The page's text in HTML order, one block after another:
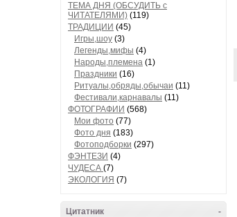
ТЕМА ДНЯ (ОБСУДИТЬ с
ЧИТАТЕЛЯМИ) (119)
ТРАДИЦИИ (45)
Игры,шоу (3)
Легенды,мифы (4)
Народы,племена (1)
Праздники (16)
Ритуалы,обряды,обычаи (11)
Фестивали,карнавалы (11)
ФОТОГРАФИИ (568)
Мои фото (77)
Фото дня (183)
Фотоподборки (297)
ФЭНТЕЗИ (4)
ЧУДЕСА (7)
ЭКОЛОГИЯ (7)
-
Цитатник